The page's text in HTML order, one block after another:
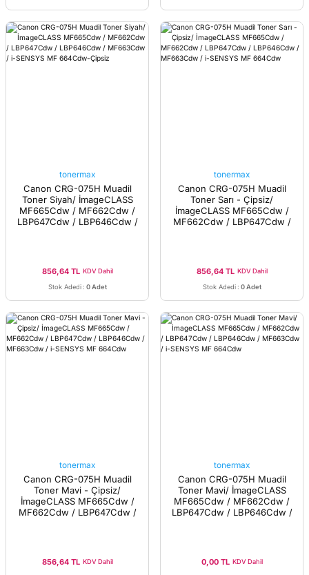
tonermax
Canon CRG-075H Muadil
Toner Siyah/ İmageCLASS
MF665Cdw / MF662Cdw /
LBP647Cdw / LBP646Cdw /
856,64 TL KDV Dahil
Stok Adedi : 0 Adet
tonermax
Canon CRG-075H Muadil
Toner Sarı - Çipsiz/
İmageCLASS MF665Cdw /
MF662Cdw / LBP647Cdw /
856,64 TL KDV Dahil
Stok Adedi : 0 Adet
tonermax
Canon CRG-075H Muadil
Toner Mavi - Çipsiz/
İmageCLASS MF665Cdw /
MF662Cdw / LBP647Cdw /
856,64 TL KDV Dahil
tonermax
Canon CRG-075H Muadil
Toner Mavi/ İmageCLASS
MF665Cdw / MF662Cdw /
LBP647Cdw / LBP646Cdw /
0,00 TL KDV Dahil